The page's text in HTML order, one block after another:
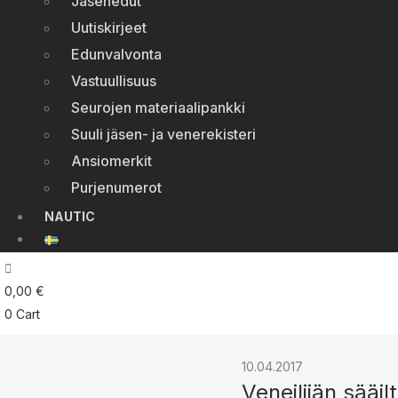
Uutiskirjeet
Edunvalvonta
Vastuullisuus
Seurojen materiaalipankki
Suuli jäsen- ja venerekisteri
Ansiomerkit
Purjenumerot
NAUTIC
0,00 €
0 Cart
10.04.2017
Veneilijän